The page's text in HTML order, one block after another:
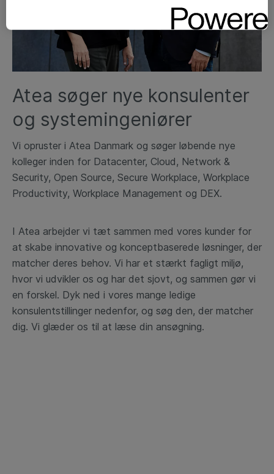
Atea søger nye konsulenter
og systemingeniører
Vi opruster i Atea Danmark og søger løbende nye
kolleger inden for Datacenter, Cloud, Network &
Security, Open Source, Secure Workplace, Workplace
Productivity, Workplace Management og DEX.
I Atea arbejder vi tæt sammen med vores kunder for
at skabe innovative og konceptbaserede løsninger, der
matcher deres behov. Vi har et stærkt fagligt miljø,
hvor vi udvikler os og har det sjovt, og sammen gør vi
en forskel. Dyk ned i vores mange ledige
konsulentstillinger nedenfor, og søg den, der matcher
dig. Vi glæder os til at læse din ansøgning.